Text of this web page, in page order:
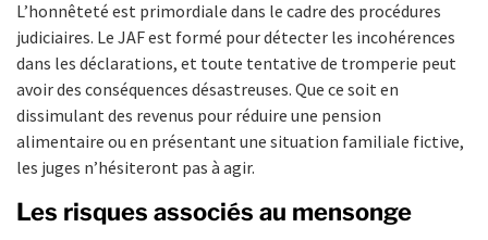
L’honnêteté est primordiale dans le cadre des procédures
judiciaires. Le JAF est formé pour détecter les incohérences
dans les déclarations, et toute tentative de tromperie peut
avoir des conséquences désastreuses. Que ce soit en
dissimulant des revenus pour réduire une pension
alimentaire ou en présentant une situation familiale fictive,
les juges n’hésiteront pas à agir.
Les risques associés au mensonge